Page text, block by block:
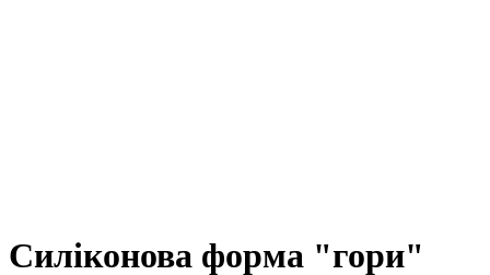
Силіконова форма "гори"